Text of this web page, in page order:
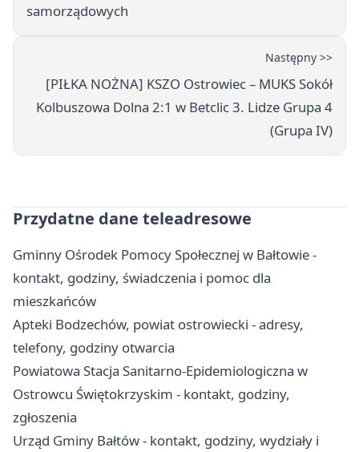
samorządowych
Następny >>
[PIŁKA NOŻNA] KSZO Ostrowiec – MUKS Sokół
Kolbuszowa Dolna 2:1 w Betclic 3. Lidze Grupa 4
(Grupa IV)
Przydatne dane teleadresowe
Gminny Ośrodek Pomocy Społecznej w Bałtowie -
kontakt, godziny, świadczenia i pomoc dla
mieszkańców
Apteki Bodzechów, powiat ostrowiecki - adresy,
telefony, godziny otwarcia
Powiatowa Stacja Sanitarno-Epidemiologiczna w
Ostrowcu Świętokrzyskim - kontakt, godziny,
zgłoszenia
Urząd Gminy Bałtów - kontakt, godziny, wydziały i